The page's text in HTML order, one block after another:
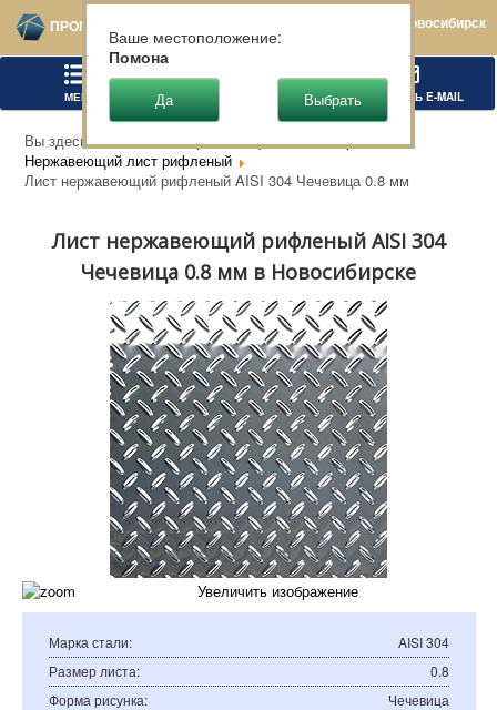
ПРОМТЕХСТАЛЬ Новосибирск
МЕНЮ НАПИСАТЬ E-MAIL
Вы здесь: Главная
Нержавеющий металлопрокат
Нержавеющий лист рифленый
Лист нержавеющий рифленый AISI 304 Чечевица 0.8 мм
Лист нержавеющий рифленый AISI 304
Чечевица 0.8 мм в Новосибирске
Увеличить изображение
Марка стали:
AISI 304
Размер листа:
0.8
Форма рисунка: Чечевица
Ваше местоположение:
Помона